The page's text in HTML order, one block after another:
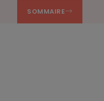
SOMMAIRE